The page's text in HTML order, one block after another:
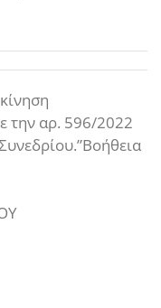
την αρ. 596/2022